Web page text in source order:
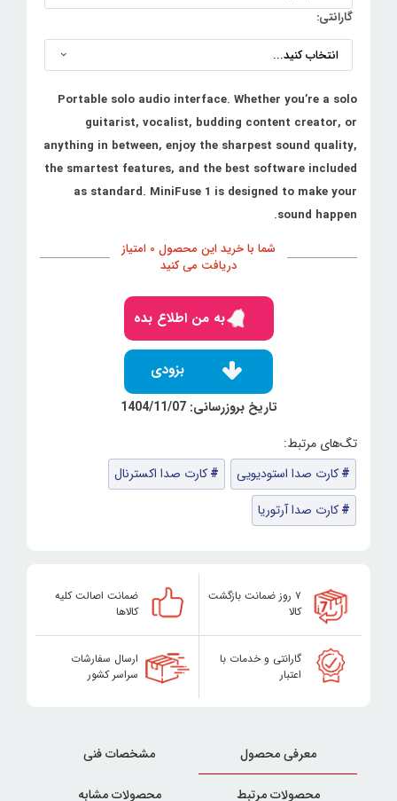
گارانتی:
Portable solo audio interface. Whether you’re a solo
guitarist, vocalist, budding content creator, or
anything in between, enjoy the sharpest sound quality,
the smartest features, and the best software included
as standard. MiniFuse 1 is designed to make your
sound happen.
شما با خرید این محصول 0 امتیاز
دریافت می کنید
به من اطلاع بده
بزودی
تاریخ بروزرسانی: 1404/11/07
کارت صدا استودیویی
کارت صدا اکسترنال
کارت صدا آرتوریا
۷ روز ضمانت بازگشت
کالا
ضمانت اصالت کلیه
کالاها
گارانتی و خدمات با
اعتبار
ارسال سفارشات
سراسر کشور
معرفی محصول مشخصات فنی
محصولات مرتبط محصولات مشابه